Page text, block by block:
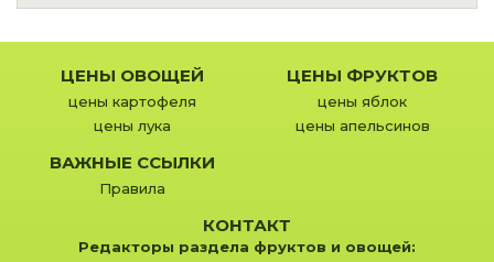
ЦЕНЫ ОВОЩЕЙ
цены картофеля
цены лука
ЦЕНЫ ФРУКТОВ
цены яблок
цены апельсинов
ВАЖНЫЕ ССЫЛКИ
Правила
КОНТАКТ
Редакторы раздела фруктов и овощей: